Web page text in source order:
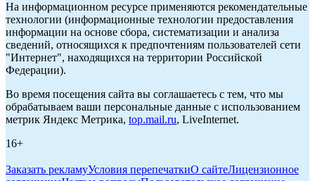
На информационном ресурсе применяются рекомендательные
технологии (информационные технологии предоставления
информации на основе сбора, систематизации и анализа
сведений, относящихся к предпочтениям пользователей сети
"Интернет", находящихся на территории Российской
Федерации).
Во время посещения сайта вы соглашаетесь с тем, что мы
обрабатываем ваши персональные данные с использованием
метрик Яндекс Метрика, top.mail.ru, LiveInternet.
16+
Заказать рекламуУсловия перепечаткиО сайтеЛицензионное